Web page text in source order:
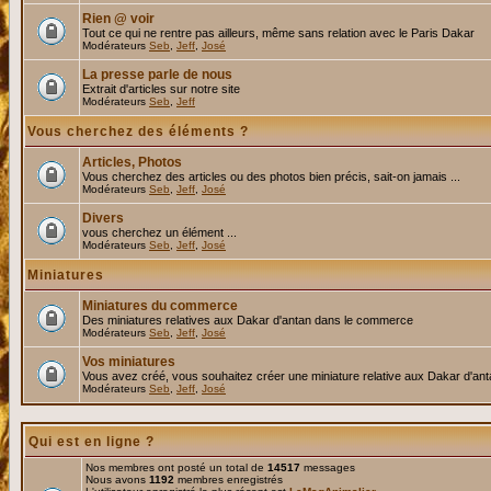
Rien @ voir
Tout ce qui ne rentre pas ailleurs, même sans relation avec le Paris Dakar
Modérateurs Seb Jeff José
La presse parle de nous
Extrait d'articles sur notre site
Modérateurs Seb Jeff
Vous cherchez des éléments ?
Articles, Photos
Vous cherchez des articles ou des photos bien précis, sait-on jamais ...
Modérateurs Seb Jeff José
Divers
vous cherchez un élément ...
Modérateurs Seb Jeff José
Miniatures
Miniatures du commerce
Des miniatures relatives aux Dakar d'antan dans le commerce
Modérateurs Seb Jeff José
Vos miniatures
Vous avez créé, vous souhaitez créer une miniature relative aux Dakar
Modérateurs Seb Jeff José
Qui est en ligne ?
Nos membres ont posté un total de 14517 messages
Nous avons 1192 membres enregistrés